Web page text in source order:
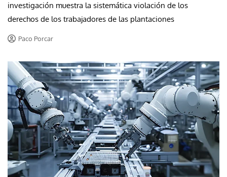
investigación muestra la sistemática violación de los
derechos de los trabajadores de las plantaciones
Paco Porcar